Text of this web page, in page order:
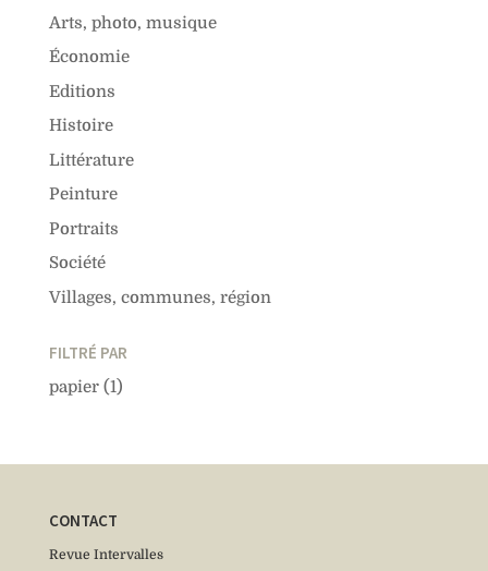
Arts, photo, musique
Économie
Editions
Histoire
Littérature
Peinture
Portraits
Société
Villages, communes, région
FILTRÉ PAR
papier (1)
CONTACT
Revue Intervalles